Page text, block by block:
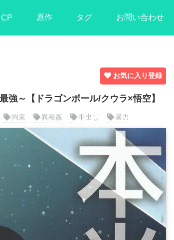
CP 原作 タグ お問い合わせ
お気に入り登録
強～【ドラゴンボール/クウラ×悟空】
拘束 異種姦 中出し 暴力